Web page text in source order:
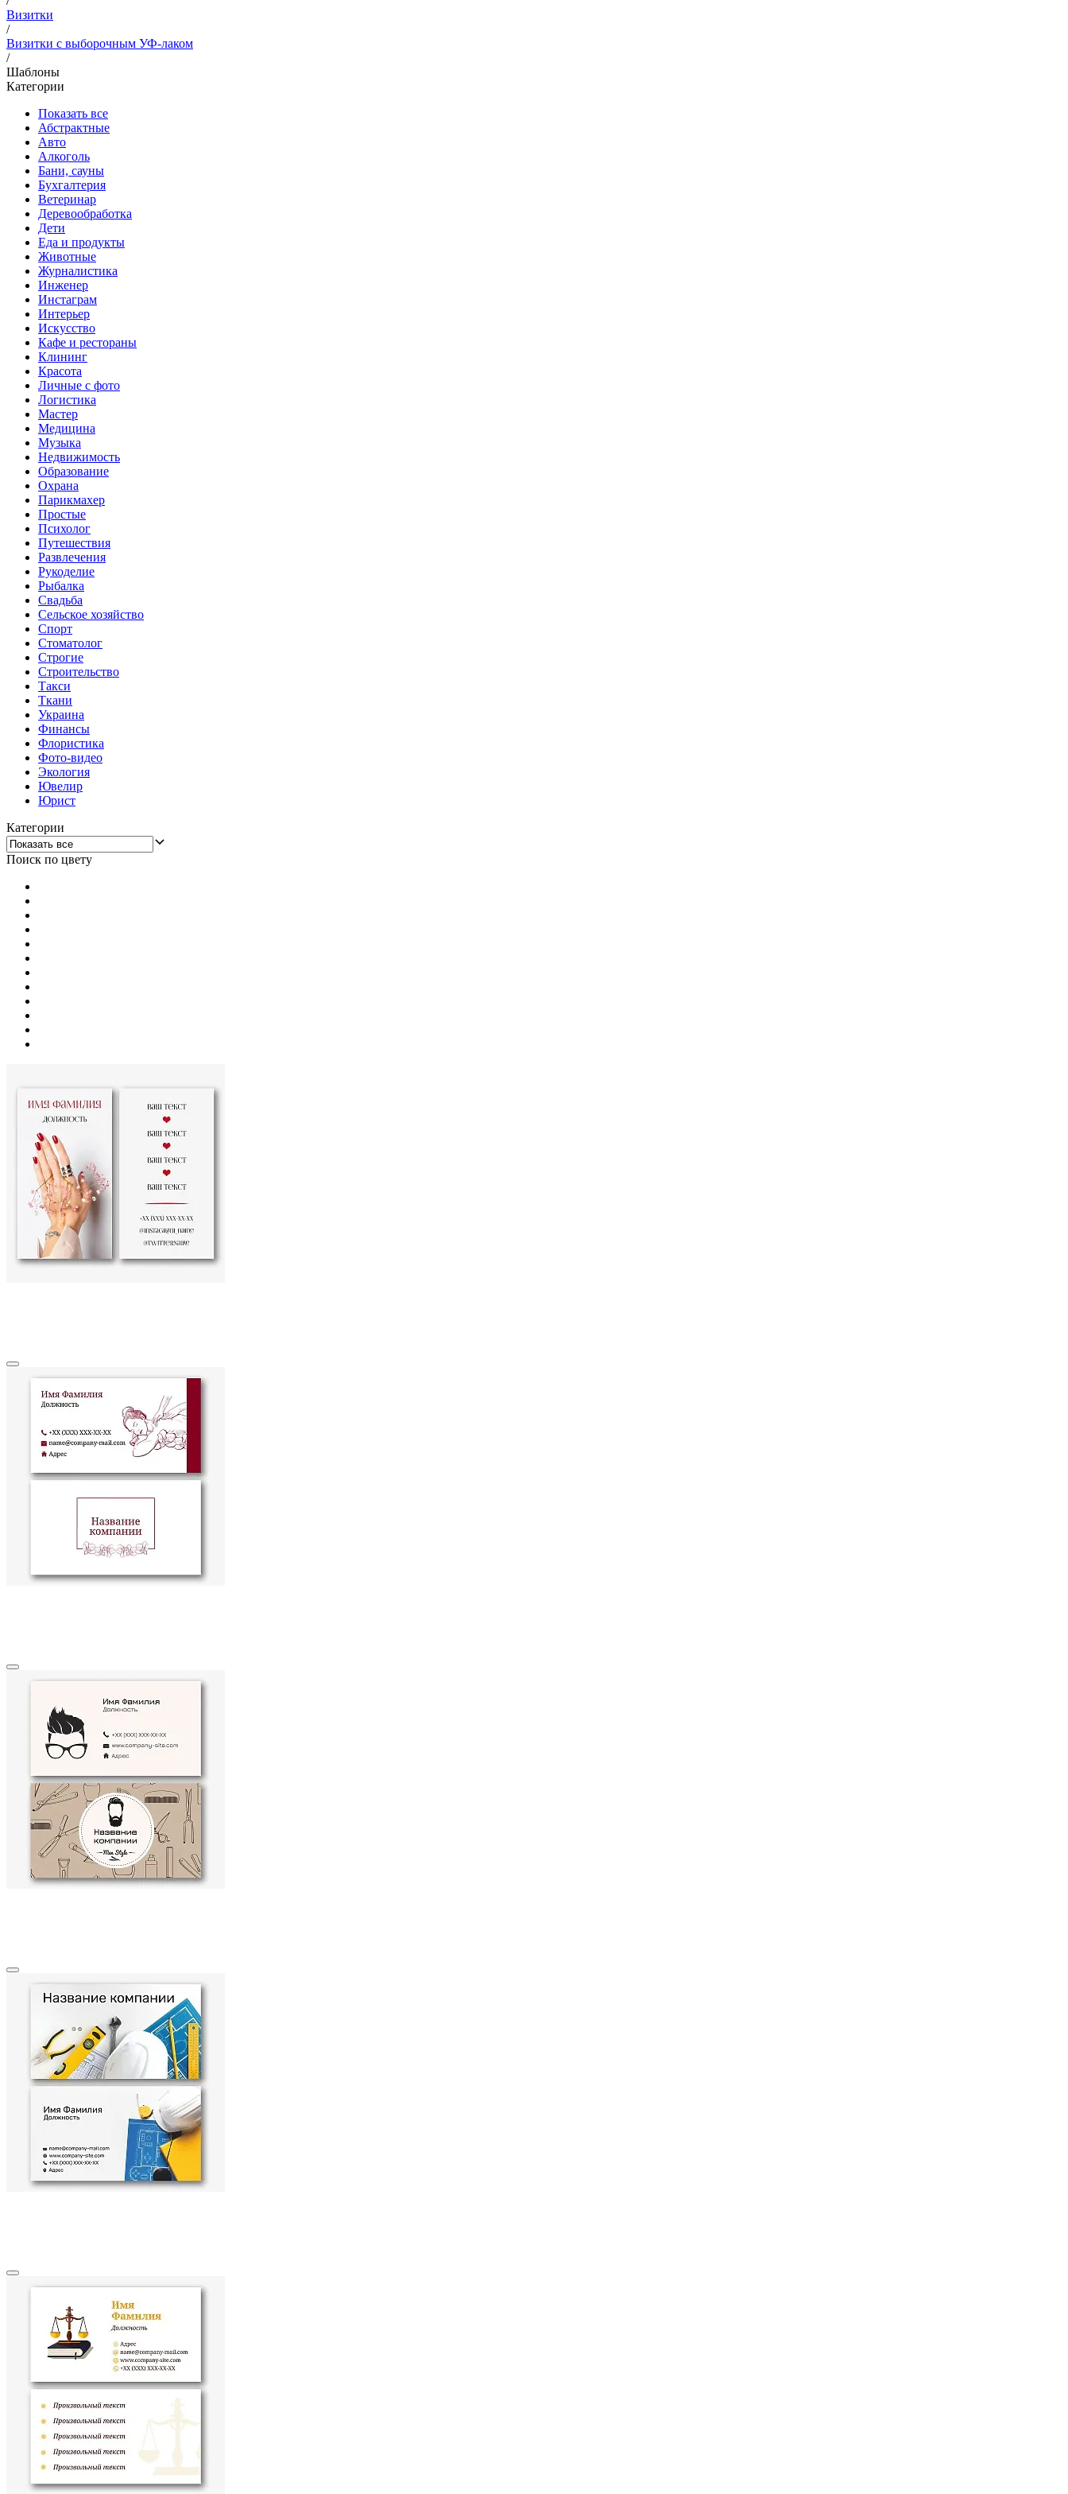
Визитки
/
Визитки с выборочным УФ-лаком
/
Шаблоны
Категории
Показать все
Абстрактные
Авто
Алкоголь
Бани, сауны
Бухгалтерия
Ветеринар
Деревообработка
Дети
Еда и продукты
Животные
Журналистика
Инженер
Инстаграм
Интерьер
Искусство
Кафе и рестораны
Клининг
Красота
Личные с фото
Логистика
Мастер
Медицина
Музыка
Недвижимость
Образование
Охрана
Парикмахер
Простые
Психолог
Путешествия
Развлечения
Рукоделие
Рыбалка
Свадьба
Сельское хозяйство
Спорт
Стоматолог
Строгие
Строительство
Такси
Ткани
Украина
Финансы
Флористика
Фото-видео
Экология
Ювелир
Юрист
Категории
Поиск по цвету